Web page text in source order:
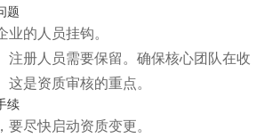
题
的人员挂钩。
注册人员需要保留。确保核心团队在收
是资质审核的重点。
续
尽快启动资质变更。